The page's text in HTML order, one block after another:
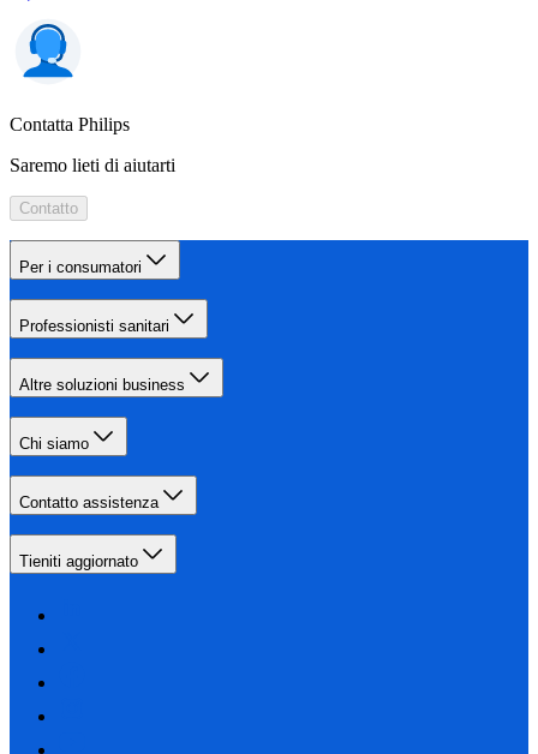
Contatta Philips
Saremo lieti di aiutarti
Contatto
Per i consumatori
Professionisti sanitari
Altre soluzioni business
Chi siamo
Contatto assistenza
Tieniti aggiornato